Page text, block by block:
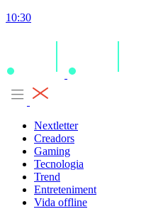
10:30
Nextletter
Creadors
Gaming
Tecnologia
Trend
Entreteniment
Vida offline